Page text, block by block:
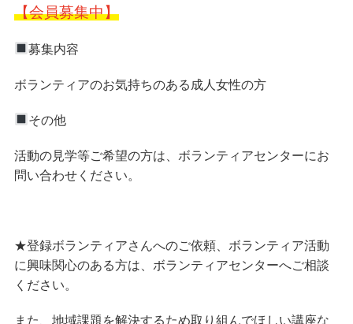
【会員募集中】
募集内容
ボランティアのお気持ちのある成人女性の方
その他
活動の見学等ご希望の方は、ボランティアセンターにお
問い合わせください。
★登録ボランティアさんへのご依頼、ボランティア活動
に興味関心のある方は、ボランティアセンターへご相談
ください。
また、地域課題を解決するため取り組んでほしい講座な